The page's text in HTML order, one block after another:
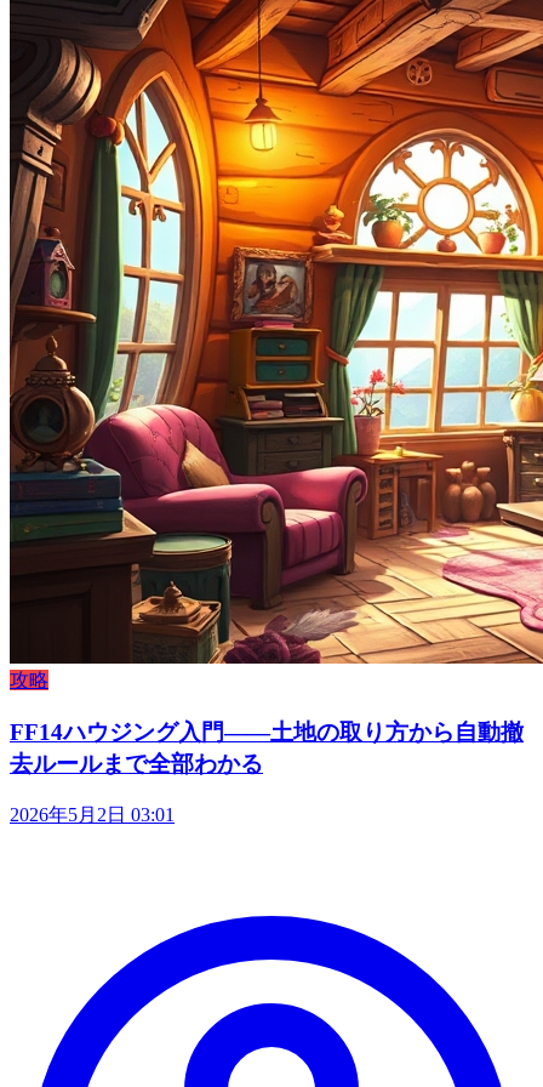
攻略
FF14ハウジング入門——土地の取り方から自動撤
去ルールまで全部わかる
2026年5月2日 03:01